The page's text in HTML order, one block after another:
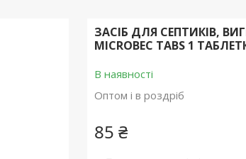
ЗАСІБ ДЛЯ СЕПТИКІВ,
MICROBEC TABS 1
В наявності
Оптом і в роздріб
85 ₴